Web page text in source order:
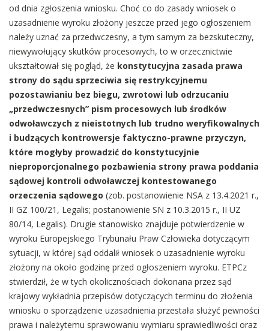
od dnia zgłoszenia wniosku. Choć co do zasady wniosek o
uzasadnienie wyroku złożony jeszcze przed jego ogłoszeniem
należy uznać za przedwczesny, a tym samym za bezskuteczny,
niewywołujący skutków procesowych, to w orzecznictwie
ukształtował się pogląd, że konstytucyjna zasada prawa
strony do sądu sprzeciwia się restrykcyjnemu
pozostawianiu bez biegu, zwrotowi lub odrzucaniu
„przedwczesnych” pism procesowych lub środków
odwoławczych z nieistotnych lub trudno weryfikowalnych
i budzących kontrowersje faktyczno-prawne przyczyn,
które mogłyby prowadzić do konstytucyjnie
nieproporcjonalnego pozbawienia strony prawa poddania
sądowej kontroli odwoławczej kontestowanego
orzeczenia sądowego (zob. postanowienie NSA z 13.4.2021 r.,
II GZ 100/21, Legalis; postanowienie SN z 10.3.2015 r., II UZ
80/14, Legalis). Drugie stanowisko znajduje potwierdzenie w
wyroku Europejskiego Trybunału Praw Człowieka dotyczącym
sytuacji, w której sąd oddalił wniosek o uzasadnienie wyroku
złożony na około godzinę przed ogłoszeniem wyroku. ETPCz
stwierdził, że w tych okolicznościach dokonana przez sąd
krajowy wykładnia przepisów dotyczących terminu do złożenia
wniosku o sporządzenie uzasadnienia przestała służyć pewności
prawa i należytemu sprawowaniu wymiaru sprawiedliwości oraz